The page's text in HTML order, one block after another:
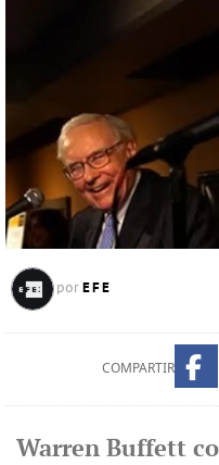
por EFE
COMPARTIR
Warren Buffett